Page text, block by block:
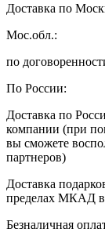
Доставка по
Мос.обл.:
по
По России:
Доставка по
компании (при
вы сможете
партнеров)
Доставка
пределах МКАД в
Безналичная